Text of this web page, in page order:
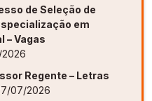
de Seleção de
em
– Vagas
Regente – Letras
07/2026